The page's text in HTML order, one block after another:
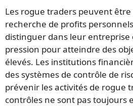
Les rogue traders peuvent
recherche de profits
distinguer dans leur entreprise
pression pour atteindre des
élevés. Les institutions
des systèmes de contrôle de
prévenir les activités de rogue
contrôles ne sont pas toujours